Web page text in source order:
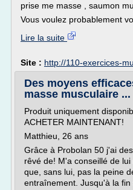
prise me masse , saumon
Vous voulez probablement
Lire la suite
Site : http://110-exercices-
Des moyens
masse musculaire ...
Produit uniquement
ACHETER MAINTENANT!
Matthieu, 26 ans
Grâce à Probolan 50 j'ai
rêvé de! M'a conseillé de
que, sans lui, pas la peine
entraînement. Jusqu'à la